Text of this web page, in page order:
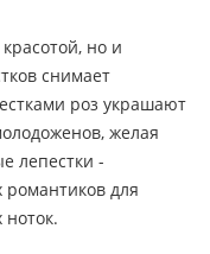
но и
снимает
роз украшают
желая
лепестки -
для